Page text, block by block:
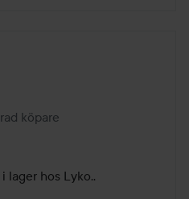
1 vecka
köpare
lager hos Lyko..